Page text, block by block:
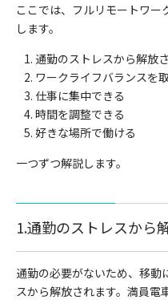
ここでは、フルリモートワ
します。
通勤のストレスから解放
ワークライフバランスを
仕事に集中できる
時間を調整できる
好きな場所で働ける
一つずつ解説します。
1.通勤のストレスから
通勤の必要がないため、移動
スから解放されます。満員電